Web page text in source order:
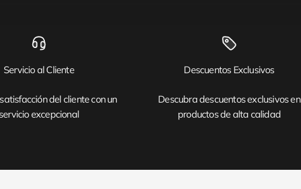
Servicio al Cliente
del cliente con un
excepcional
Descuentos Exclusivos
Descubra descuentos exclusivos en
productos de alta calidad